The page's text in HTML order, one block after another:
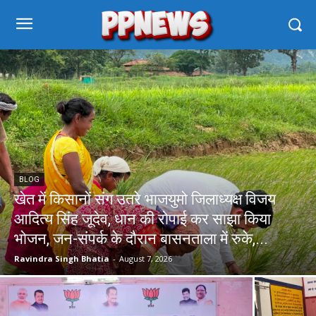
BLOG
खेत में किसानों संग उतरे भाजयुमो जिलाध्यक्ष विजय
आदित्य सिंह जूदेव, धान की रोपाई कर साझा किया
भोजन, जन-संपर्क के दौरान बासनताला में रुके,...
Ravindra Singh Bhatia - August 7, 2026